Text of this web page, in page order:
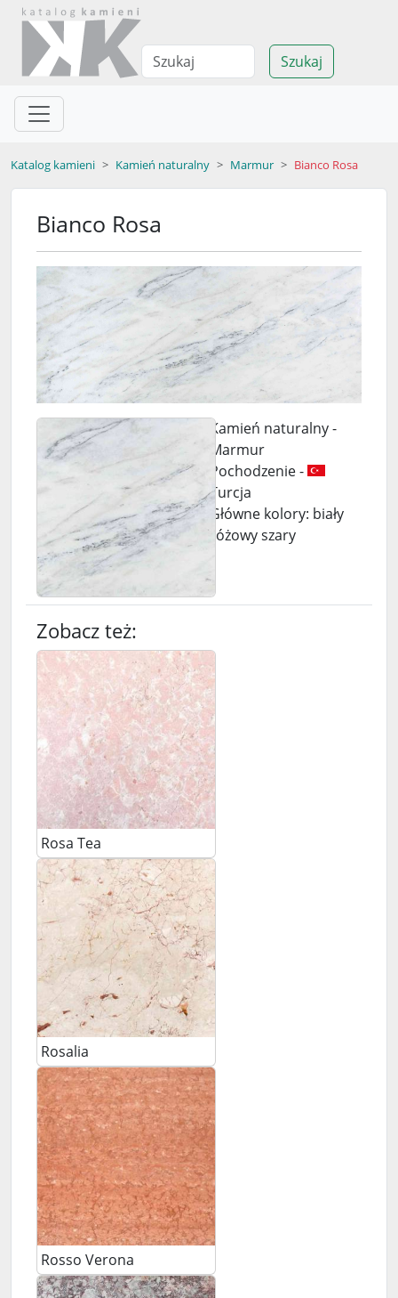
Szukaj
Katalog kamieni Kamień naturalny Marmur Bianco Rosa
Bianco Rosa
Kamień naturalny -
Marmur
Pochodzenie -
Turcja
Główne kolory: biały
różowy szary
Zobacz też:
Rosa Tea
Rosalia
Rosso Verona